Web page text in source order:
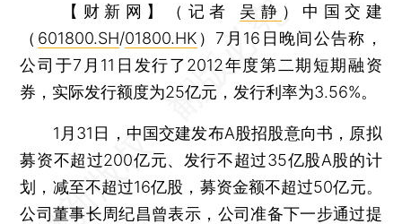
【财新网】（记者 吴静 ） 中国交建
（ 601800.SH/01800.HK ）7月16日晚间公告称，
公司于7月11日发行了2012年度第二期短期融资
券，实际发行额度为25亿元，发行利率为3.56%。
1月31日，中国交建发布A股招股意向书，原拟
募资不超过200亿元、发行不超过35亿股A股的计
划，减至不超过16亿股，募资金额不超过50亿元。
公司董事长周纪昌曾表示，公司准备下一步通过提